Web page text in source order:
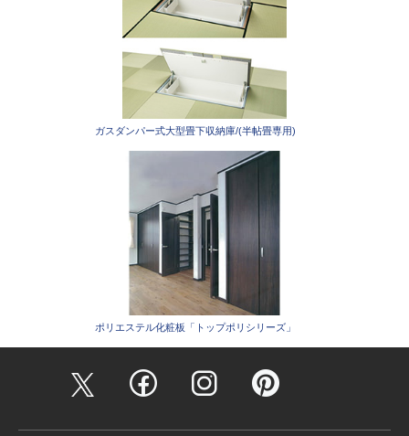
ガスダンパー式大型畳下収納庫/(半帖畳専用)
ポリエステル化粧板「トップポリシリーズ」